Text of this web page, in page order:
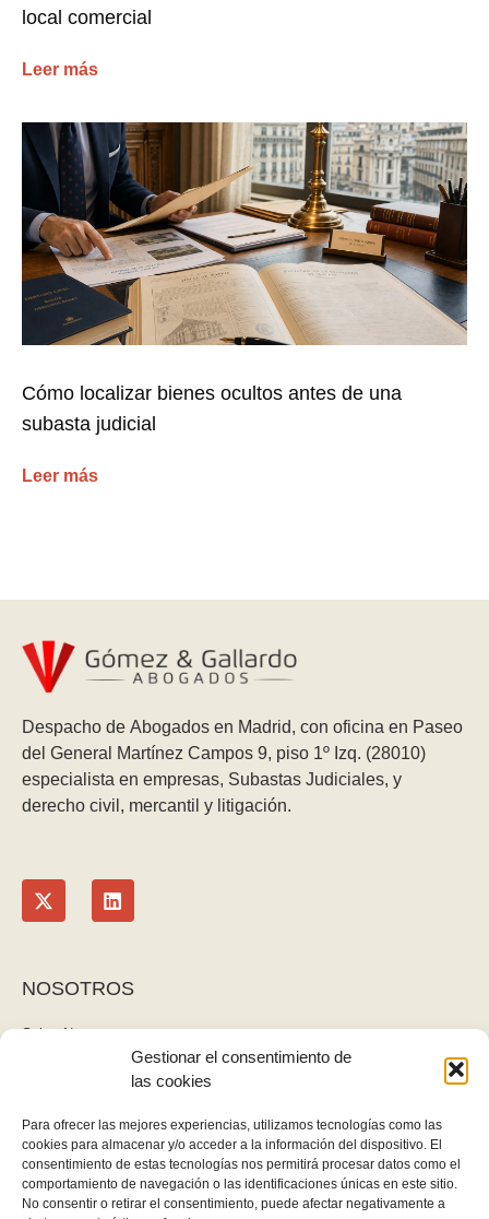
Gestionar el consentimiento de
las cookies
Para ofrecer las mejores experiencias, utilizamos tecnologías como las
cookies para almacenar y/o acceder a la información del dispositivo. El
consentimiento de estas tecnologías nos permitirá procesar datos como el
comportamiento de navegación o las identificaciones únicas en este sitio.
No consentir o retirar el consentimiento, puede afectar negativamente a
local comercial
Leer más
Cómo localizar bienes ocultos antes de una
subasta judicial
Leer más
Despacho de Abogados en Madrid, con oficina en Paseo
del General Martínez Campos 9, piso 1º Izq. (28010)
especialista en empresas, Subastas Judiciales, y
derecho civil, mercantil y litigación.
NOSOTROS
Sobre Nosotros
Política de privacidad
Aviso legal y cookies
Derecho de desistimiento